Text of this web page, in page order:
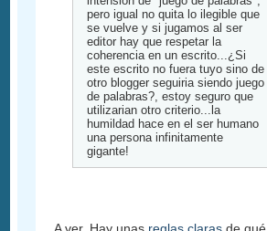
pero igual no quita lo ilegible que
se vuelve y si jugamos al ser
editor hay que respetar la
coherencia en un escrito...¿Si
este escrito no fuera tuyo sino de
otro blogger seguiria siendo juego
de palabras?, estoy seguro que
utilizarian otro criterio...la
humildad hace en el ser humano
una persona infinitamente
gigante!